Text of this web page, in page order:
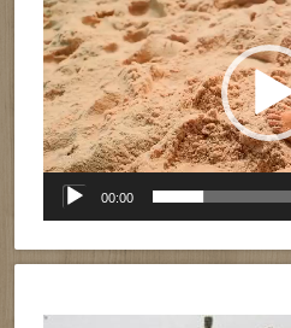
de
vídeo
00:00